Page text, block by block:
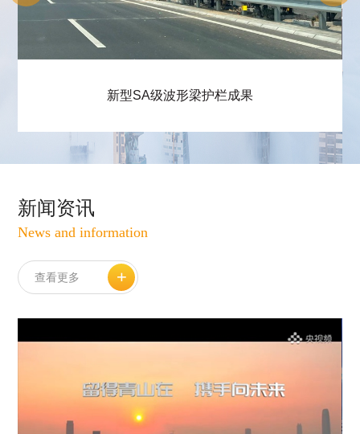
新型SA级波形梁护栏成果
新闻资讯
News and information
查看更多 +